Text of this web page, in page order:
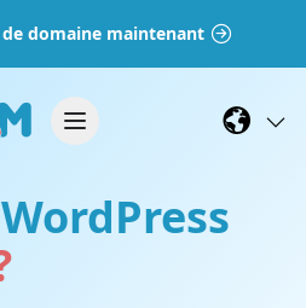
domaine maintenant
WordPress